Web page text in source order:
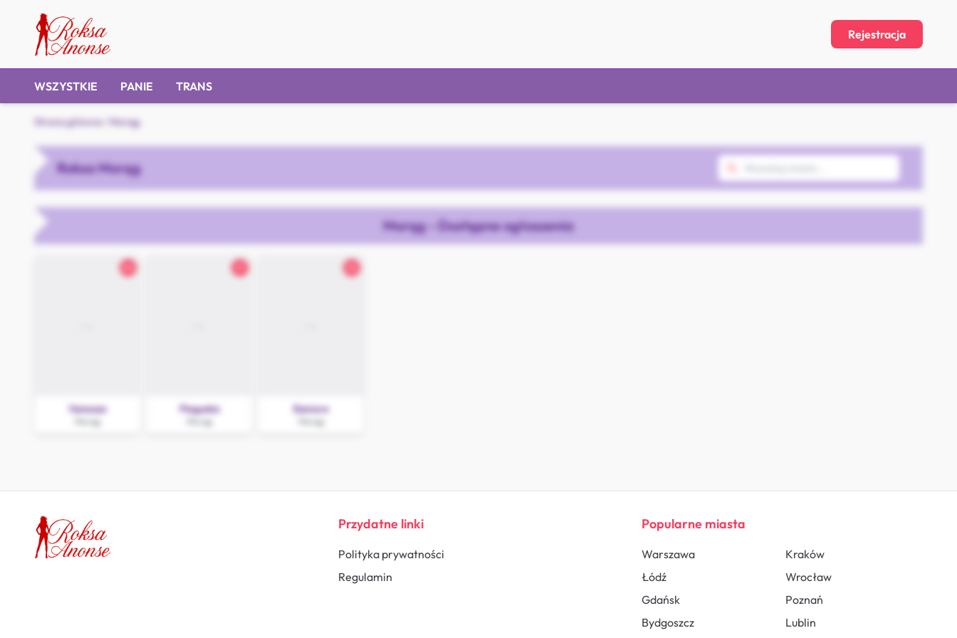
Rejestracja
WSZYSTKIE PANIE TRANS
Strona główna Morąg
Roksa Morąg
Morąg - Dostępne ogłoszenia
Vanessa Pieguska Eamore
Przydatne linki
Polityka prywatności
Regulamin
Popularne miasta
Warszawa
Kraków
Łódź
Wrocław
Gdańsk
Poznań
Bydgoszcz
Lublin